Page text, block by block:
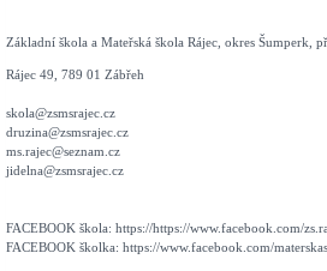
Základní škola a Mateřská škola Rájec, okres Šumperk,
Rájec 49, 789 01 Zábřeh
skola@zsmsrajec.cz
druzina@zsmsrajec.cz
ms.rajec@seznam.cz
jidelna@zsmsrajec.cz
FACEBOOK škola: https://https://www.facebook.com/
FACEBOOK školka: https://www.facebook.com/